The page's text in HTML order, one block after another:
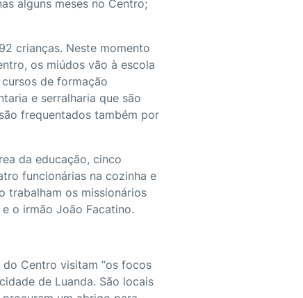
alguns meses no Centro;
crianças. Neste momento
os miúdos vão à escola
de formação
e serralharia que são
frequentados também por
da educação, cinco
funcionárias na cozinha e
trabalham os missionários
o irmão João Facatino.
Centro visitam “os focos
de Luanda. São locais